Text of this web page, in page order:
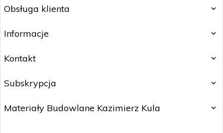
Obsługa klienta
Informacje
Kontakt
Subskrypcja
Materiały Budowlane Kazimierz Kula